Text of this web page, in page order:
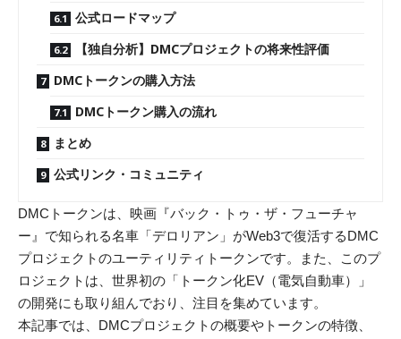
公式ロードマップ
【独自分析】DMCプロジェクトの将来性評価
DMCトークンの購入方法
DMCトークン購入の流れ
まとめ
公式リンク・コミュニティ
DMCトークンは、映画『バック・トゥ・ザ・フューチャ
ー』で知られる名車「デロリアン」がWeb3で復活するDMC
プロジェクトのユーティリティトークンです。また、このプ
ロジェクトは、世界初の「トークン化EV（電気自動車）」
の開発にも取り組んでおり、注目を集めています。
本記事では、DMCプロジェクトの概要やトークンの特徴、